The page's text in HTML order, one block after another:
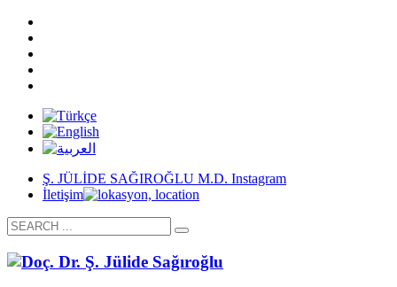
Ş. JÜLİDE SAĞIROĞLU M.D. Instagram
İletişim